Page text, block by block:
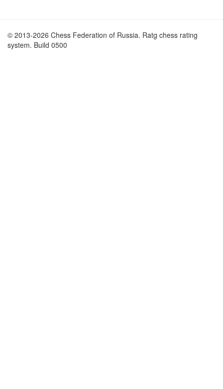
© 2013-2026 Chess Federation of Russia. Ratg chess rating
system. Build 0500